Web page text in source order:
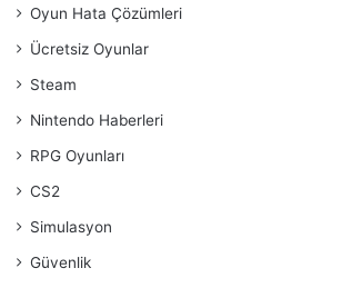
Oyun Hata Çözümleri
Ücretsiz Oyunlar
Steam
Nintendo Haberleri
RPG Oyunları
CS2
Simulasyon
Güvenlik